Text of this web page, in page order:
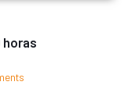
horas